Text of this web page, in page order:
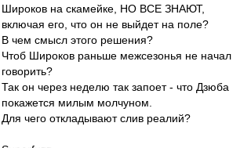
Широков на скамейке, НО ВСЕ ЗНАЮТ,
включая его, что он не выйдет на поле?
В чем смысл этого решения?
Чтоб Широков раньше межсезонья не начал
говорить?
Так он через неделю так запоет - что Дзюба
покажется милым молчуном.
Для чего откладывают слив реалий?